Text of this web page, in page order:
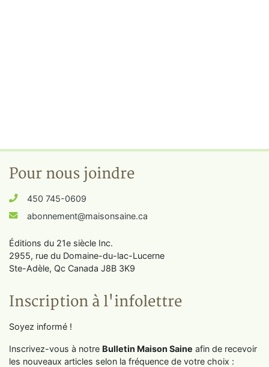
Pour nous joindre
450 745-0609
abonnement@maisonsaine.ca
Éditions du 21e siècle Inc.
2955, rue du Domaine-du-lac-Lucerne
Ste-Adèle, Qc Canada J8B 3K9
Inscription à l'infolettre
Soyez informé !
Inscrivez-vous à notre Bulletin Maison Saine afin de recevoir
les nouveaux articles selon la fréquence de votre choix :